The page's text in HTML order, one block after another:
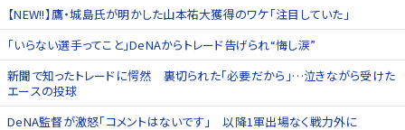
【NEW!!】鷹・城島氏が明かした山本祐大獲得のワケ「注目していた」
「いらない選手ってこと」DeNAからトレード告げられ“悔し涙”
新聞で知ったトレードに愕然 裏切られた「必要だから」…泣きながら受けた
エースの投球
DeNA監督が激怒「コメントはないです」 以降1軍出場なく戦力外に